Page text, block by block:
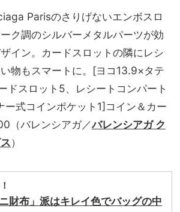
Parisのさりげないエンボスロ
ク調のシルバーメタルパーツが効
イン。カードスロットの隣にレシ
物もスマートに。[ヨコ13.9×タテ
ドスロット5、レシートコンパート
ー式コインポケット 1]コイン＆カー
（バレンシアガ／バレンシアガ ク
）
財布」派はキレイ色でバッグの中